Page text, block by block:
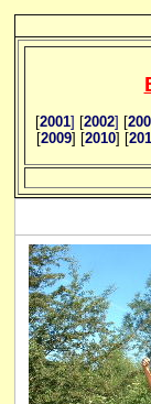
[2001] [2002] [
[2009] [2010] [